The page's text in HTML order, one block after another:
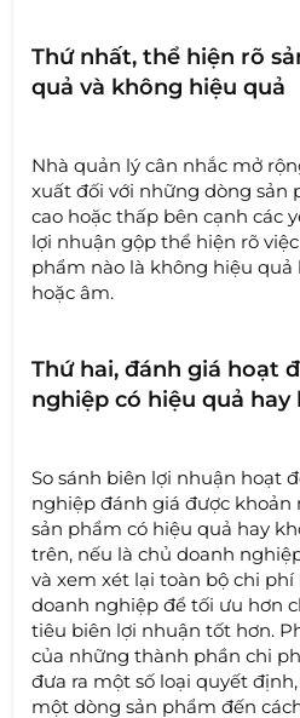
Thứ nhất, thể hiện rõ
quả và không hiệu quả
Nhà quản lý cân nhắc mở
xuất đối với những dòng sản
cao hoặc thấp bên cạnh các
lợi nhuận gộp thể hiện rõ
phẩm nào là không hiệu quả
hoặc âm.
Thứ hai, đánh giá hoạt
nghiệp có hiệu quả hay
So sánh biên lợi nhuận hoạt
nghiệp đánh giá được khoản
sản phẩm có hiệu quả hay
trên, nếu là chủ doanh
và xem xét lại toàn bộ chi
doanh nghiệp để tối ưu hơn
tiêu biên lợi nhuận tốt hơn.
của những thành phần chi
đưa ra một số loại quyết
một dòng sản phẩm đến